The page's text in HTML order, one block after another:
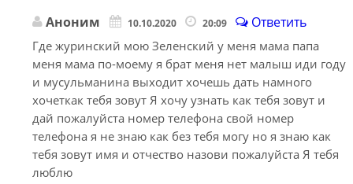
Аноним 10.10.2020 20:09 Ответить
Где журинский мою Зеленский у меня мама папа
меня мама по-моему я брат меня нет малыш иди году
и мусульманина выходит хочешь дать намного
хочеткак тебя зовут Я хочу узнать как тебя зовут и
дай пожалуйста номер телефона свой номер
телефона я не знаю как без тебя могу но я знаю как
тебя зовут имя и отчество назови пожалуйста Я тебя
люблю